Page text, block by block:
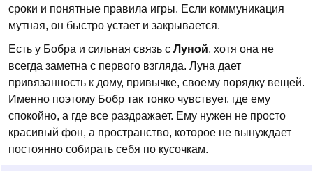
сроки и понятные правила игры. Если коммуникация
мутная, он быстро устает и закрывается.
Есть у Бобра и сильная связь с Луной, хотя она не
всегда заметна с первого взгляда. Луна дает
привязанность к дому, привычке, своему порядку вещей.
Именно поэтому Бобр так тонко чувствует, где ему
спокойно, а где все раздражает. Ему нужен не просто
красивый фон, а пространство, которое не вынуждает
постоянно собирать себя по кусочкам.